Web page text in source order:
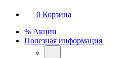
0 Корзина
% Акции
Полезная информация